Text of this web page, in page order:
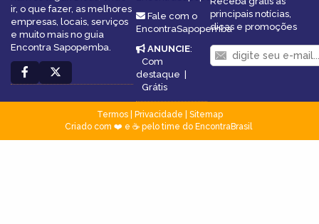
ir, o que fazer, as melhores
empresas, locais, serviços
e muito mais no guia
Encontra Sapopemba.
Fale com o
EncontraSapopemba
ANUNCIE:
Com
destaque |
Grátis
principais notícias,
dicas e promoções
Termos| Privacidade
Sitemap
Criado com ❤️ e ☕ pelo time do EncontraBrasil